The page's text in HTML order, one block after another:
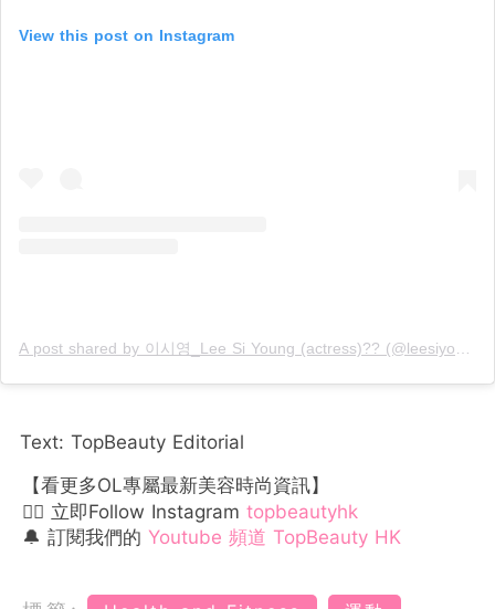
View this post on Instagram
A post shared by 이시영_Lee Si Young (actress)?? (@leesiyoung38)
Text: TopBeauty Editorial
【看更多OL專屬最新美容時尚資訊】
👉🏻 立即Follow Instagram topbeautyhk
🔔 訂閱我們的 Youtube 頻道 TopBeauty HK